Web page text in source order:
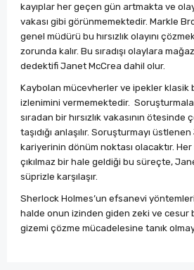
kayıplar her geçen gün artmakta ve olay
vakası gibi görünmemektedir. Markle
genel müdürü bu hırsızlık olayını
zorunda kalır. Bu sıradışı olaylara
dedektifi Janet McCrea dahil olur.
Kaybolan mücevherler ve ipekler klasik
izlenimini vermemektedir.
sıradan bir hırsızlık vakasının
taşıdığı anlaşılır. Soruşturmayı
kariyerinin dönüm noktası olacaktır.
çıkılmaz bir hale geldiği bu süreçte,
süprizle karşılaşır.
Sherlock Holmes’un efsanevi
halde onun izinden giden zeki ve cesur
gizemi çözme mücadelesine tanık